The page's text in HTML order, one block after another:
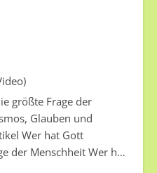
größte Frage der
Glauben und
Wer hat Gott
der Menschheit Wer hat